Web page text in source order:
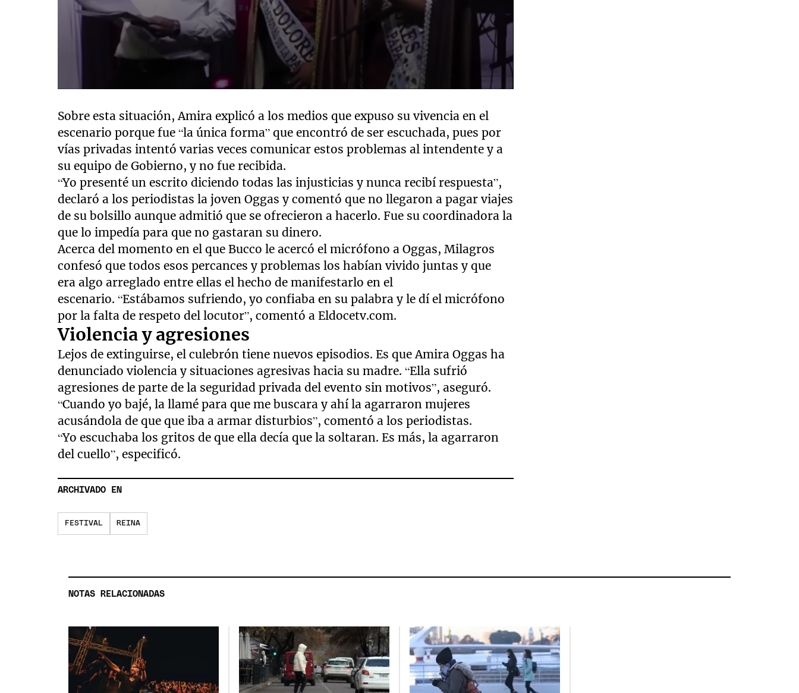
of
7
minutes,
secondsVolume
Sobre esta situación, Amira explicó a los medios que expuso su vivencia en el
escenario porque fue “la única forma” que encontró de ser escuchada, pues por
vías privadas intentó varias veces comunicar estos problemas al intendente y a
su equipo de Gobierno, y no fue recibida.
“Yo presenté un escrito diciendo todas las injusticias y nunca recibí respuesta”,
declaró a los periodistas la joven Oggas y comentó que no llegaron a pagar viajes
de su bolsillo aunque admitió que se ofrecieron a hacerlo. Fue su coordinadora la
que lo impedía para que no gastaran su dinero.
Acerca del momento en el que Bucco le acercó el micrófono a Oggas, Milagros
confesó que todos esos percances y problemas los habían vivido juntas y que
era algo arreglado entre ellas el hecho de manifestarlo en el
escenario. “Estábamos sufriendo, yo confiaba en su palabra y le dí el micrófono
por la falta de respeto del locutor”, comentó a Eldocetv.com.
Violencia y agresiones
Lejos de extinguirse, el culebrón tiene nuevos episodios. Es que Amira Oggas ha
denunciado violencia y situaciones agresivas hacia su madre. “Ella sufrió
agresiones de parte de la seguridad privada del evento sin motivos”, aseguró.
“Cuando yo bajé, la llamé para que me buscara y ahí la agarraron mujeres
acusándola de que que iba a armar disturbios”, comentó a los periodistas.
“Yo escuchaba los gritos de que ella decía que la soltaran. Es más, la agarraron
del cuello”, especificó.
ARCHIVADO EN
FESTIVAL REINA
NOTAS RELACIONADAS